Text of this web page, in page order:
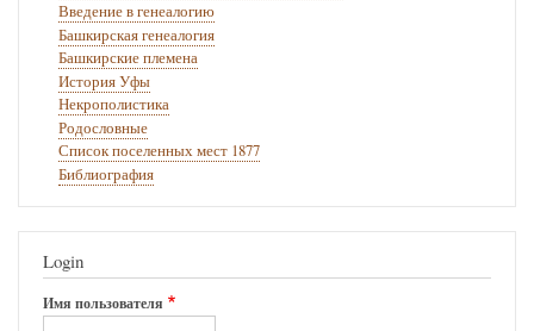
Введение в генеалогию
Башкирская генеалогия
Башкирские племена
История Уфы
Некрополистика
Родословные
Список поселенных мест 1877
Библиография
Login
Имя пользователя